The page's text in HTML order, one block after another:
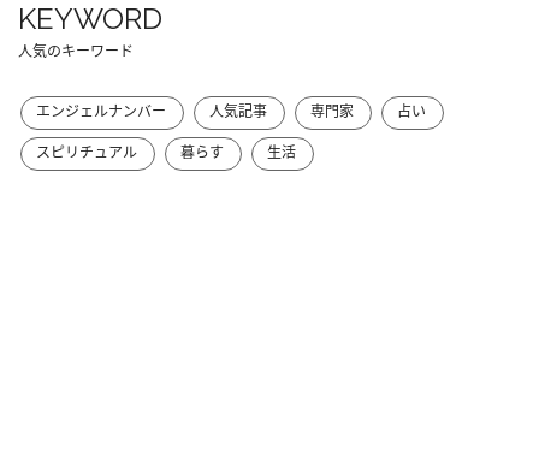
KEYWORD
人気のキーワード
エンジェルナンバー 人気記事 専門家
占い
スピリチュアル
暮らす 生活